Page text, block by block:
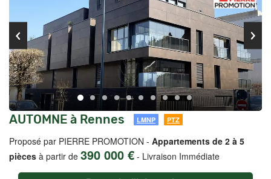
AUTOMNE à Rennes LMNP PTZ
Proposé par PIERRE PROMOTION - Appartements de 2 à 5
pièces à partir de 390 000 € - Livraison Immédiate